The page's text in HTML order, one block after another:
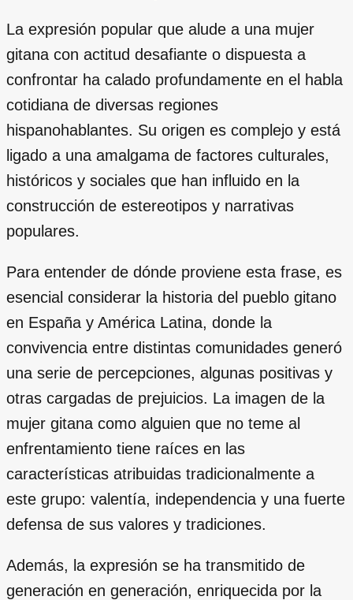
La expresión popular que alude a una mujer
gitana con actitud desafiante o dispuesta a
confrontar ha calado profundamente en el habla
cotidiana de diversas regiones
hispanohablantes. Su origen es complejo y está
ligado a una amalgama de factores culturales,
históricos y sociales que han influido en la
construcción de estereotipos y narrativas
populares.
Para entender de dónde proviene esta frase, es
esencial considerar la historia del pueblo gitano
en España y América Latina, donde la
convivencia entre distintas comunidades generó
una serie de percepciones, algunas positivas y
otras cargadas de prejuicios. La imagen de la
mujer gitana como alguien que no teme al
enfrentamiento tiene raíces en las
características atribuidas tradicionalmente a
este grupo: valentía, independencia y una fuerte
defensa de sus valores y tradiciones.
Además, la expresión se ha transmitido de
generación en generación, enriquecida por la